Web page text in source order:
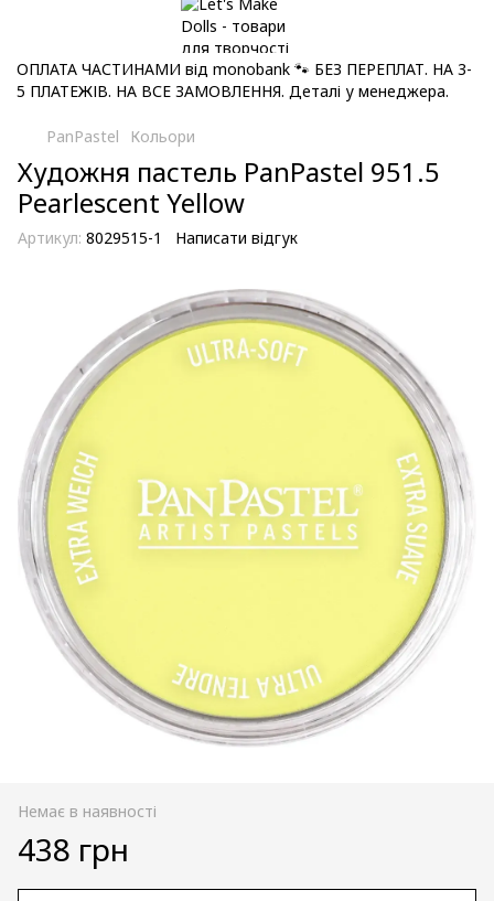
ОПЛАТА ЧАСТИНАМИ від monobank 🐾 БЕЗ ПЕРЕПЛАТ. НА 3-
5 ПЛАТЕЖІВ. НА ВСЕ ЗАМОВЛЕННЯ. Деталі у менеджера.
PanPastel Кольори
Художня пастель PanPastel 951.5
Pearlescent Yellow
Артикул: 8029515-1 Написати відгук
Немає в наявності
438 грн